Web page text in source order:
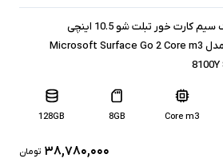
لپ تاپ استوک سیم کارت خور تبلت شو 10.5 اینچی
مایکروسافت مدل Microsoft Surface Go 2 Core m3
8100Y
Core m3
8GB
128GB
۳۸,۷۸۰,۰۰۰ تومان